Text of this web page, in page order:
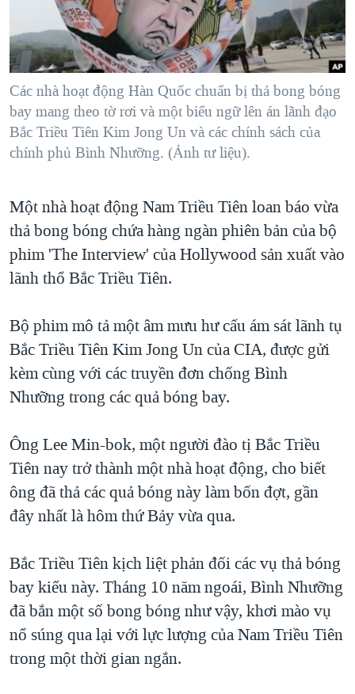
NGƯỜI VIỆT HẢI NGOẠI
ĐỜI SỐNG
KINH TẾ
KHOA HỌC
SỨC KHOẺ
VĂN HOÁ
GIÁO DỤC
HÀNH TRÌNH BẦU CỬ 2024
MỘT NĂM CHIẾN TRANH TẠI DẢI GAZA
GIẢI MÃ VÀNH ĐAI & CON ĐƯỜNG
NGÀY TỊ NẠN THẾ GIỚI
TRỊNH VĨNH BÌNH - NGƯỜI HẠ 'BÊN THẮNG CUỘC'
CHI PHÍ CHIẾN TRANH AFGHANISTAN
CÁC GIÁ TRỊ CỘNG HÒA Ở VIỆT NAM
THƯỢNG ĐỈNH TRUMP-KIM TẠI VIỆT NAM
NGƯ DÂN VIỆT VÀ LÀN SÓNG TRỘM HẢI SÂM
BÊN KIA QUỐC LỘ: TIẾNG VỌNG TỪ NÔNG THÔN MỸ
QUAN HỆ VIỆT MỸ
NGHE
MẠNG XÃ HỘI
Ngôn ngữ khác
Các nhà hoạt động Hàn Quốc chuẩn bị thả bong bóng
bay mang theo tờ rơi và một biểu ngữ lên án lãnh đạo
Bắc Triều Tiên Kim Jong Un và các chính sách của
chính phủ Bình Nhưỡng. (Ảnh tư liệu).
Một nhà hoạt động Nam Triều Tiên loan báo vừa
thả bong bóng chứa hàng ngàn phiên bản của bộ
phim 'The Interview' của Hollywood sản xuất vào
lãnh thổ Bắc Triều Tiên.
Bộ phim mô tả một âm mưu hư cấu ám sát lãnh tụ
Bắc Triều Tiên Kim Jong Un của CIA, được gửi
kèm cùng với các truyền đơn chống Bình
Nhưỡng trong các quả bóng bay.
Ông Lee Min-bok, một người đào tị Bắc Triều
Tiên nay trở thành một nhà hoạt động, cho biết
ông đã thả các quả bóng này làm bốn đợt, gần
đây nhất là hôm thứ Bảy vừa qua.
Bắc Triều Tiên kịch liệt phản đối các vụ thả bóng
bay kiểu này. Tháng 10 năm ngoái, Bình Nhưỡng
đã bắn một số bong bóng như vậy, khơi mào vụ
nổ súng qua lại với lực lượng của Nam Triều Tiên
trong một thời gian ngắn.